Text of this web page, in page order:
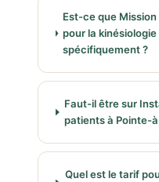
Est-ce que
pour la
spécifiquement ?
Faut-il être sur
patients à Pointe-
Quel est le tarif